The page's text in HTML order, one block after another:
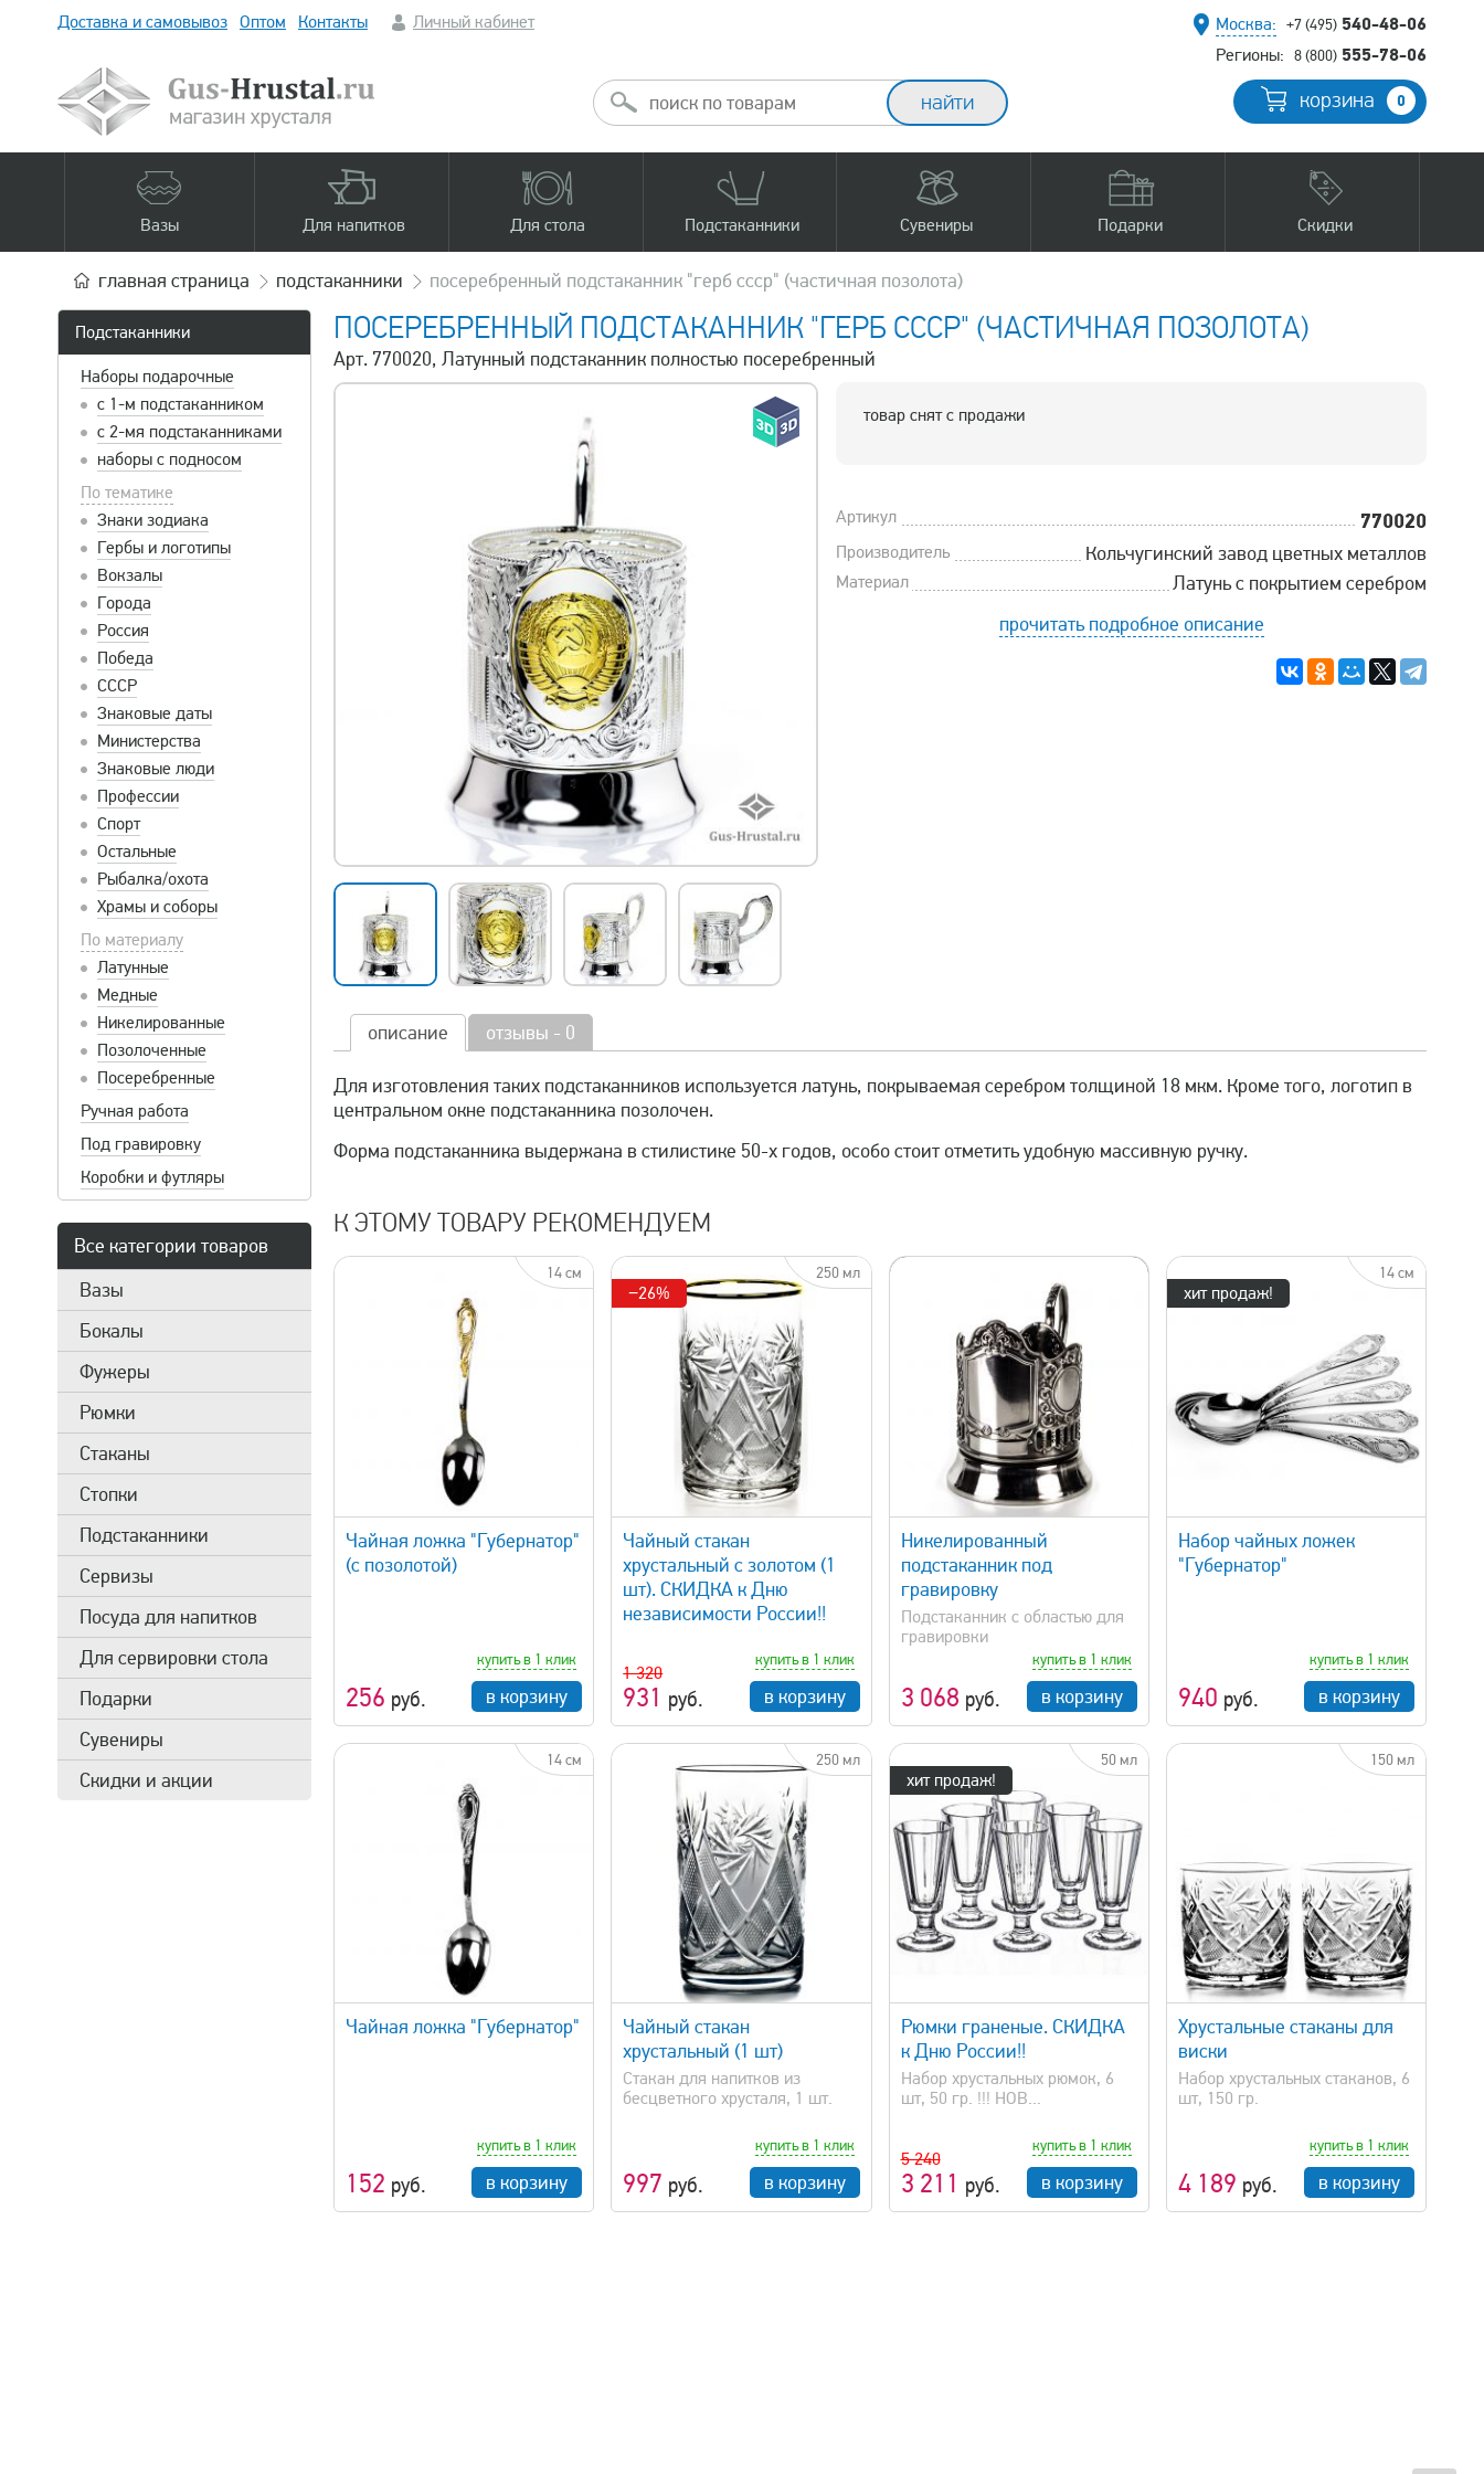
Доставка и самовывоз Оптом Контакты Личный кабинет Москва: +7 (495) 540-48-06
Регионы: 8 (800) 555-78-06
корзина 0
Вазы Для напитков Для стола Подстаканники Сувениры Подарки Скидки
главная страница подстаканники посеребренный подстаканник "герб ссср" (частичная позолота)
Подстаканники
Наборы подарочные
с 1-м подстаканником
с 2-мя подстаканниками
наборы с подносом
По тематике
Знаки зодиака
Гербы и логотипы
Вокзалы
Города
Россия
Победа
СССР
Знаковые даты
Министерства
Знаковые люди
Профессии
Спорт
Остальные
Рыбалка/охота
Храмы и соборы
По материалу
Латунные
Медные
Никелированные
Позолоченные
Посеребренные
Ручная работа
Под гравировку
Коробки и футляры
Все категории товаров
Вазы
Бокалы
Фужеры
Рюмки
Стаканы
Стопки
Подстаканники
Сервизы
Посуда для напитков
Для сервировки стола
Подарки
Сувениры
Скидки и акции
ПОСЕРЕБРЕННЫЙ ПОДСТАКАННИК "ГЕРБ СССР" (ЧАСТИЧНАЯ ПОЗОЛОТА)
Арт. 770020, ​Латунный подстаканник полностью посеребренный
товар снят с продажи
Артикул 770020
Производитель Кольчугинский завод цветных металлов
Материал
Латунь с покрытием серебром
прочитать подробное описание
описание отзывы - 0
Для изготовления таких подстаканников используется латунь, покрываемая серебром толщиной 18 мкм. Кроме того, логотип в
центральном окне подстаканника позолочен.
Форма подстаканника выдержана в стилистике 50-х годов, особо стоит отметить удобную массивную ручку.
К ЭТОМУ ТОВАРУ РЕКОМЕНДУЕМ
14 см
Чайная ложка "Губернатор"
(с позолотой)
256 руб.
купить в 1 клик
в корзину
−26%
250 мл
быстрый просмотр
Чайный стакан
хрустальный с золотом (1
шт). СКИДКА к Дню
независимости России!!
1 320
931 руб.
купить в 1 клик
в корзину
быстрый просмотр
Никелированный
подстаканник под
гравировку
Подстаканник с областью для
гравировки
3 068 руб.
купить в 1 клик
в корзину
хит продаж!
14 см
быстрый просмотр
Набор чайных ложек
"Губернатор"
940 руб.
купить в 1 клик
в корзину
14 см
Чайная ложка "Губернатор"
152 руб.
купить в 1 клик
в корзину
250 мл
быстрый просмотр
Чайный стакан
хрустальный (1 шт)
Стакан для напитков из
бесцветного хрусталя, 1 шт.
997 руб.
купить в 1 клик
в корзину
хит продаж!
50 мл
быстрый просмотр
Рюмки граненые. СКИДКА
к Дню России!!
Набор хрустальных рюмок, 6
шт, 50 гр. !!! НОВ...
5 240
3 211 руб.
купить в 1 клик
в корзину
150 мл
Хрустальные стаканы для
виски
Набор хрустальных стаканов, 6
шт, 150 гр.
4 189 руб.
купить в 1 клик
в корзину